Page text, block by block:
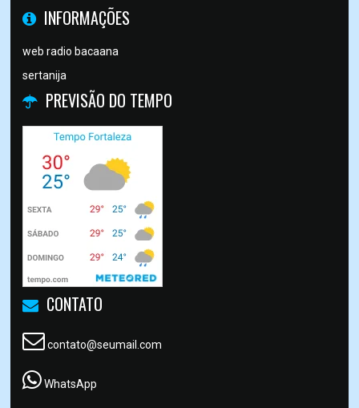
INFORMAÇÕES
web radio bacaana
sertanija
PREVISÃO DO TEMPO
CONTATO
contato@seumail.com
WhatsApp